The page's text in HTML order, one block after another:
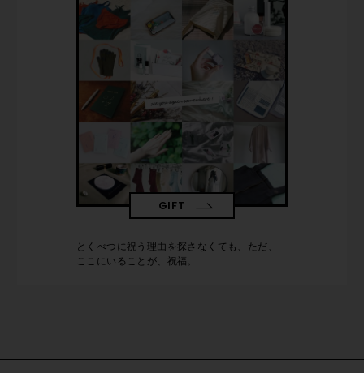
GIFT
とくべつに祝う理由を探さなくても、ただ、
ここにいることが、祝福。